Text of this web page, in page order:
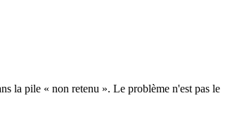
la pile « non retenu ». Le problème n'est pas le